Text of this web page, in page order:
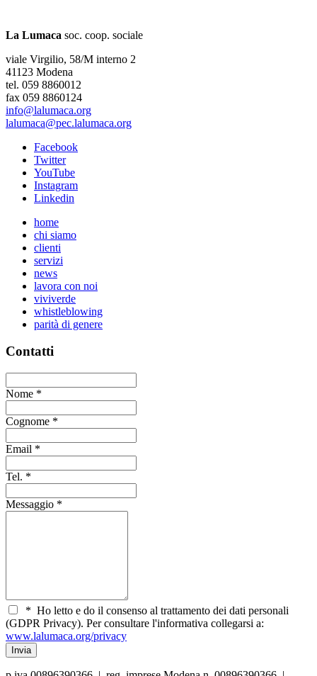
La Lumaca soc. coop. sociale
viale Virgilio, 58/M interno 2
41123 Modena
tel. 059 8860012
fax 059 8860124
info@lalumaca.org
lalumaca@pec.lalumaca.org
Facebook
Twitter
YouTube
Instagram
Linkedin
home
chi siamo
clienti
servizi
news
lavora con noi
viviverde
whistleblowing
parità di genere
Contatti
Nome *
Cognome *
Email *
Tel. *
Messaggio *
* Ho letto e do il consenso al trattamento dei dati personali
(GDPR Privacy). Per consultare l'informativa collegarsi a:
www.lalumaca.org/privacy